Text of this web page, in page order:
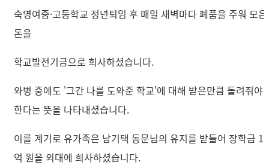
숙명여중·고등학교 정년퇴임 후 매일 새벽마다 폐품을 주워 모은
돈을
학교발전기금으로 희사하셨습니다.
와병 중에도 '그간 나를 도와준 학교'에 대해 받은만큼 돌려줘야
한다는 뜻을 나타내셨습니다.
이를 계기로 유가족은 남기택 동문님의 유지를 받들어 장학금 1
억 원을 외대에 희사하셨습니다.